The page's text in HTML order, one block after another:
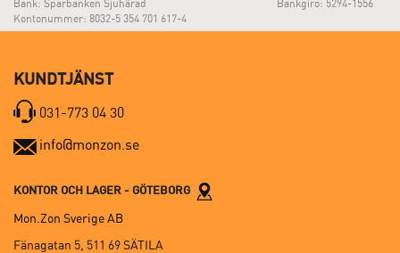
Bank: Sparbanken Sjuhärad
Bankgiro: 5294-1556
Kontonummer: 8032-5 354 701 617-4
KUNDTJÄNST
031-773 04 30
info@monzon.se
KONTOR OCH LAGER - GÖTEBORG
Mon.Zon Sverige AB
Fänagatan 5, 511 69 SÄTILA